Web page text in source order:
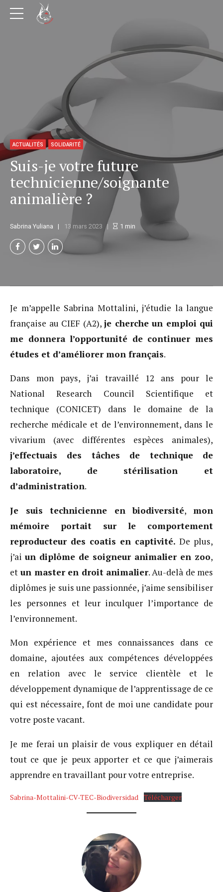
ACTUALITÉS SOLIDARITÉ
Suis-je votre future
technicienne/soignante
animalière ?
Sabrina Yuliana 13 mars 2023 1 min
Je m’appelle Sabrina Mottalini, j’étudie la langue
française au CIEF (A2), je cherche un emploi qui
me donnera l’opportunité de continuer mes
études et d’améliorer mon français.
Dans mon pays, j’ai travaillé 12 ans pour le
National Research Council Scientifique et
technique (CONICET) dans le domaine de la
recherche médicale et de l’environnement, dans le
vivarium (avec différentes espèces animales),
j’effectuais des tâches de technique de
laboratoire, de stérilisation et
d’administration.
Je suis technicienne en biodiversité,mon
mémoire portait sur le comportement
reproducteur des coatis en captivité. De plus,
j’ai un diplôme de soigneur animalier en zoo,
et un master en droit animalier. Au-delà de mes
diplômes je suis une passionnée, j’aime sensibiliser
les personnes et leur inculquer l’importance de
l’environnement.
Mon expérience et mes connaissances dans ce
domaine, ajoutées aux compétences développées
en relation avec le service clientèle et le
développement dynamique de l’apprentissage de ce
qui est nécessaire, font de moi une candidate pour
votre poste vacant.
Je me ferai un plaisir de vous expliquer en détail
tout ce que je peux apporter et ce que j’aimerais
apprendre en travaillant pour votre entreprise.
Sabrina-Mottalini-CV-TEC-Biodiversidad Télécharger